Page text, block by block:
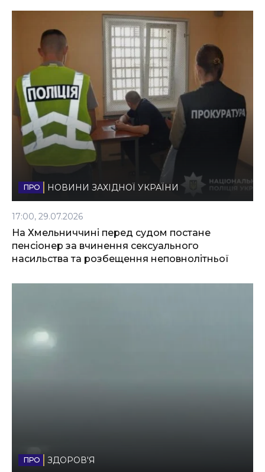
НОВИНИ ЗАХІДНОЇ УКРАЇНИ
17:00, 29.07.2026
На Хмельниччині перед судом постане
пенсіонер за вчинення сексуального
насильства та розбещення неповнолітньої
ЗДОРОВ'Я